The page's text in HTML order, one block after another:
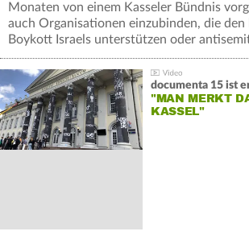
Monaten von einem Kasseler Bündnis
auch Organisationen einzubinden, die
Boykott Israels unterstützen oder
documenta 15 ist
"MAN MERKT
KASSEL"